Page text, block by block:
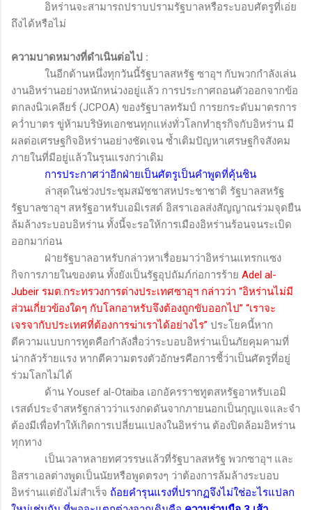
อิหร่านจะสามารถปราบปรามรัฐบาลหรือระบอบศัตรูที่เอ่ย
ถึงได้หรือไม่
ความบาดหมางที่ดำเนินต่อไป :
ในอีกด้านหนึ่งทุกวันนี้รัฐบาลสหรัฐ ซาอุฯ กับพวกกำลังเล่น
งานอิหร่านอย่างหนักหน่วงอยู่แล้ว การประกาศถอนตัวออกจากข้อ
ตกลงนิวเคลียร์ (JCPOA) ของรัฐบาลทรัมป์ การยกระดับมาตรการ
คว่ำบาตร ขู่ห้ามบริษัทเอกชนทุกแห่งทั่วโลกทำธุรกิจกับอิหร่าน มี
ผลต่อเศรษฐกิจอิหร่านอย่างชัดเจน ซ้ำเติมปัญหาเศรษฐกิจสังคม
ภายในที่มีอยู่แล้วในรุนแรงกว่าเดิม
การประกาศว่าอีกฝ่ายเป็นศัตรูเป็นคำพูดที่คุ้นชิน
ล่าสุดในช่วงประชุมสมัชชาสหประชาชาติ รัฐบาลสหรัฐ
รัฐบาลซาอุฯ สหรัฐอาหรับเอมิเรสต์ อิสราเอลส่งสัญญาณร่วมจุดยืน
ล้มล้างระบอบอิหร่าน ทั้งนี้จะรอให้การเมืองอิหร่านร้อนจนระเบิด
ออกมาก่อน
ฝ่ายรัฐบาลอาหรับกล่าวหาเรื่อยมาว่าอิหร่านแทรกแซง
กิจการภายในของตน ทั้งยังเป็นรัฐอุปถัมภ์ก่อการร้าย Adel al-
Jubeir รมต.กระทรวงการต่างประเทศซาอุฯ กล่าวว่า “อิหร่านไม่มี
ส่วนเกี่ยวข้องใดๆ กับโลกอาหรับจึงต้องถูกขับออกไป” “เราจะ
เจรจากับประเทศที่ต้องการฆ่าเราได้อย่างไร” ประโยคนี้หาก
ตีความแบบการทูตคือกำลังสื่อว่าระบอบอิหร่านเป็นภัยคุมคามที่
น่ากลัวร้ายแรง หากตีความตรงตัวอักษรคือการชี้ว่าเป็นศัตรูที่อยู่
ร่วมโลกไม่ได้
ด้าน Yousef al-Otaiba เอกอัครราชทูตสหรัฐอาหรับเอมิ
เรสต์ประจำสหรัฐกล่าวว่าแรงกดดันจากภายนอกเป็นกุญแจและจำ
ต้องมีเพื่อทำให้เกิดการเปลี่ยนแปลงในอิหร่าน ต้องปิดล้อมอิหร่าน
ทุกทาง
เป็นเวลาหลายทศวรรษแล้วที่รัฐบาลสหรัฐ พวกซาอุฯ และ
อิสราเอลต่างพูดเป็นนัยหรือพูดตรงๆ ว่าต้องการล้มล้างระบอบ
อิหร่านแต่ยังไม่สำเร็จ ถ้อยคำรุนแรงที่ปรากฏจึงไม่ใช่อะไรแปลก